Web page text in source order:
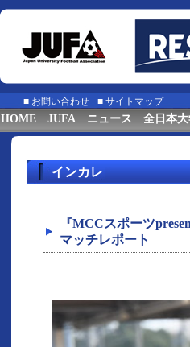
■ お問い合わせ ■ サイトマップ
HOME JUFA ニュース 全日本
インカレ
『MCCスポーツ
マッチレポート